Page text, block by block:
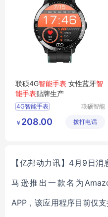
联硕4G智能手表 女性蓝牙智
能手表贴牌生产
4G智能手表
智能商务手表
联硕智能
有限公司
￥ 208.00 拨打电话
【亿邦动力讯】4月9日
马逊推出一款名为
APP，该应用程序目前仅